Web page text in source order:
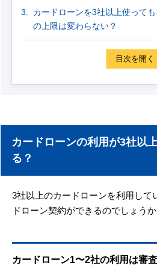
カードローンを3社以上使って
の上限は変わらない？
目次を開く
カードローンの利用が3社以
る？
3社以上のカードローンを利用して
ドローン契約ができるのでしょうか
カードローン1〜2社の利用は審